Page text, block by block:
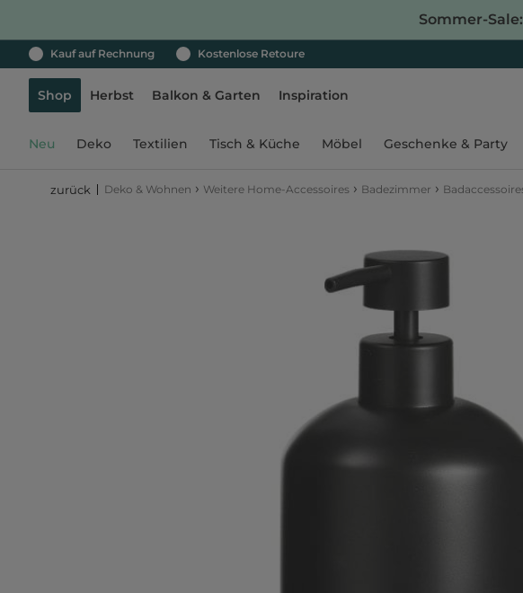
Sommer-
Kauf auf Rechnung Kostenlose Retoure
Shop Herbst Balkon & Garten Inspiration
Neu Deko Textilien Tisch & Küche Möbel Geschenke & Party
zurück Deko & Wohnen › Weitere Home-Accessoires › Badezimmer ›